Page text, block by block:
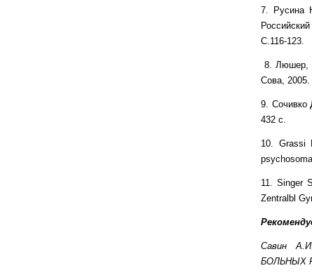
7. Русина
С.116-123.
8. Люшер,
Сова, 2005.
9. Сочивко
432 с.
10. Grassi
11. Singer
Zentralbl
Савин А.И.
БОЛЬНЫХ